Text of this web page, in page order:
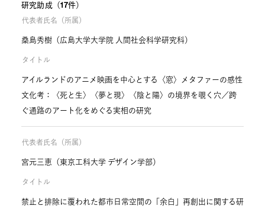
研究助成（17件）
代表者氏名（所属）
桑島秀樹（広島大学大学院 人間社会科学研究科）
タイトル
アイルランドのアニメ映画を中心とする〈窓〉メタファーの感性
文化考：〈死と生〉〈夢と現〉〈陰と陽〉の境界を覗く穴／跨
ぐ通路のアート化をめぐる実相の研究
代表者氏名（所属）
宮元三恵（東京工科大学 デザイン学部）
タイトル
禁止と排除に覆われた都市日常空間の「余白」再創出に関する研